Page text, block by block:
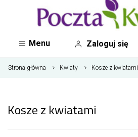
Menu Zaloguj się
Strona główna Kwiaty Kosze z kwiatami
Kosze z kwiatami